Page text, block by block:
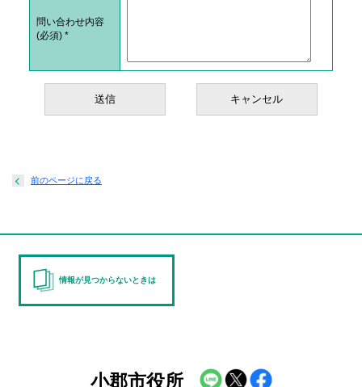
問い合わせ内容
(必須) *
前のページに戻る
情報が見つからないときは
小郡市役所